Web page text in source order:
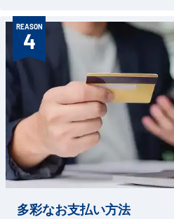
REASON
4
多彩なお支払い方法